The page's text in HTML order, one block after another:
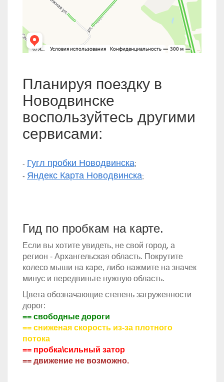
Планируя поездку в
Новодвинске
воспользуйтесь другими
сервисами:
- Гугл пробки Новодвинска;
- Яндекс Карта Новодвинска;
Гид по пробкам на карте.
Если вы хотите увидеть, не свой город, а
регион - Архангельская область. Покрутите
колесо мыши на каре, либо нажмите на значек
минус и передвиньте нужную область.
Цвета обозначающие степень загруженности
дорог:
== свободные дороги
== сниженая скорость из-за плотного
потока
== пробка\сильный затор
== движение не возможно.